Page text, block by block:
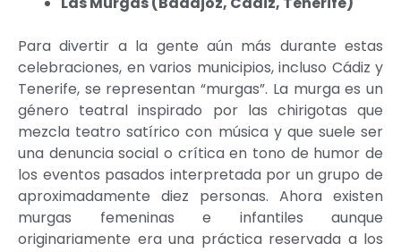
Para divertir a la gente aún más durante estas
celebraciones, en varios municipios, incluso Cádiz y
Tenerife, se representan “murgas”. La murga es un
género teatral inspirado por las chirigotas que
mezcla teatro satírico con música y que suele ser
una denuncia social o crítica en tono de humor de
los eventos pasados interpretada por un grupo de
aproximadamente diez personas. Ahora existen
murgas femeninas e infantiles aunque
originariamente era una práctica reservada a los